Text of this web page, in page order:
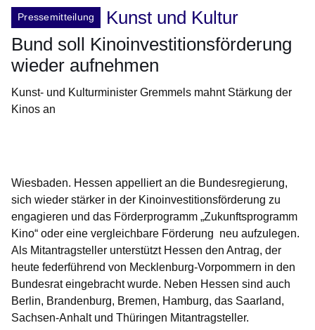
Pressemitteilung
Kunst und Kultur
Bund soll Kinoinvestitionsförderung
wieder aufnehmen
Kunst- und Kulturminister Gremmels mahnt Stärkung der
Kinos an
Wiesbaden. Hessen appelliert an die Bundesregierung,
sich wieder stärker in der Kinoinvestitionsförderung zu
engagieren und das Förderprogramm „Zukunftsprogramm
Kino“ oder eine vergleichbare Förderung neu aufzulegen.
Als Mitantragsteller unterstützt Hessen den Antrag, der
heute federführend von Mecklenburg-Vorpommern in den
Bundesrat eingebracht wurde. Neben Hessen sind auch
Berlin, Brandenburg, Bremen, Hamburg, das Saarland,
Sachsen-Anhalt und Thüringen Mitantragsteller.